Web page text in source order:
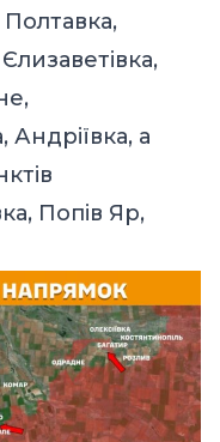
Андріївка, а
Попів Яр,